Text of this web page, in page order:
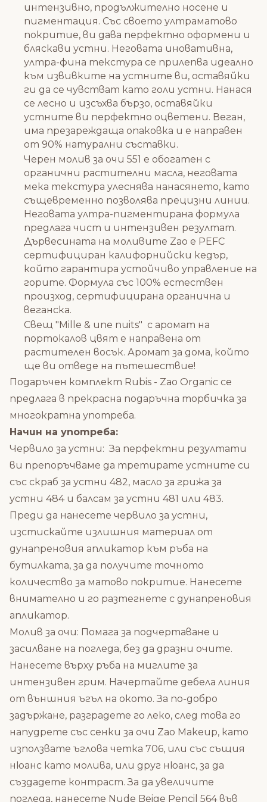
интензивно, продължително носене и
пигментация. Със своето ултраматово
покритие, ви дава перфектно оформени и
бляскави устни. Неговата иновативна,
ултра-фина текстура се прилепва идеално
към извивките на устните ви, оставяйки
ги да се чувстват като голи устни. Нанася
се лесно и изсъхва бързо, оставяйки
устните ви перфектно оцветени. Веган,
има презареждаща опаковка и е направен
от 90% натурални съставки.
Черен молив за очи 551 е обогатен с
органични растителни масла, неговата
мека текстура улеснява нанасянето, като
същевременно позволява прецизни линии.
Неговата ултра-пигментирана формула
предлага чист и интензивен резултат.
Дървесината на моливите Zao е PEFC
сертифициран калифорнийски кедър,
който гарантира устойчиво управление на
горите. Формула със 100% естествен
произход, сертифицирана органична и
веганска.
Свещ "Mille & une nuits" с аромат на
портокалов цвят е направена от
растителен восък. Аромат за дома, който
ще ви отведе на пътешествие!
Подаръчен комплект Rubis - Zao Organic се
предлага в прекрасна подаръчна торбичка за
многократна употреба.
Начин на употреба:
Червило за устни: За перфектни резултати
ви препоръчваме да третирате устните си
със скраб за устни 482, масло за грижа за
устни 484 и балсам за устни 481 или 483.
Преди да нанесете червило за устни,
изстискайте излишния материал от
дунапреновия апликатор към ръба на
бутилката, за да получите точното
количество за матово покритие. Нанесете
внимателно и го разтегнете с дунапреновия
апликатор.
Молив за очи: Помага за подчертаване и
засилване на погледа, без да дразни очите.
Нанесете върху ръба на миглите за
интензивен грим. Начертайте дебела линия
от външния ъгъл на окото. За по-добро
задържане, разградете го леко, след това го
напудрете със сенки за очи Zao Makeup, като
използвате ъглова четка 706, или със същия
нюанс като молива, или друг нюанс, за да
създадете контраст. За да увеличите
погледа, нанесете Nude Beige Pencil 564 във